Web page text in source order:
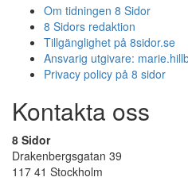
Om tidningen 8 Sidor
8 Sidors redaktion
Tillgänglighet på 8sidor.se
Ansvarig utgivare:
Privacy policy på 8 sidor
Kontakta oss
8 Sidor
Drakenbergsgatan 39
117 41 Stockholm